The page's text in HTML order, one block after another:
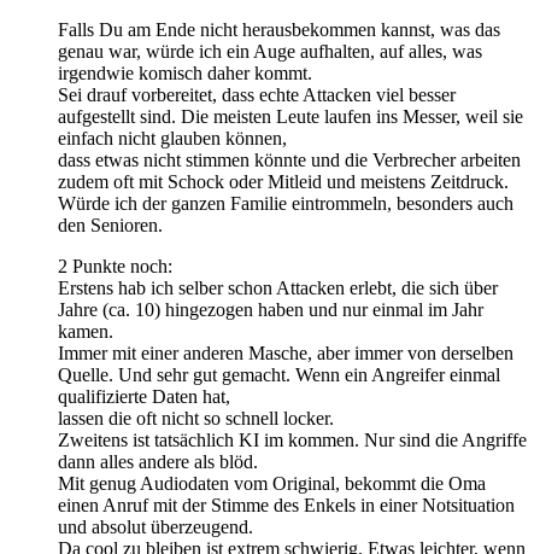
Falls Du am Ende nicht herausbekommen kannst, was das
genau war, würde ich ein Auge aufhalten, auf alles, was
irgendwie komisch daher kommt.
Sei drauf vorbereitet, dass echte Attacken viel besser
aufgestellt sind. Die meisten Leute laufen ins Messer, weil sie
einfach nicht glauben können,
dass etwas nicht stimmen könnte und die Verbrecher arbeiten
zudem oft mit Schock oder Mitleid und meistens Zeitdruck.
Würde ich der ganzen Familie eintrommeln, besonders auch
den Senioren.
2 Punkte noch:
Erstens hab ich selber schon Attacken erlebt, die sich über
Jahre (ca. 10) hingezogen haben und nur einmal im Jahr
kamen.
Immer mit einer anderen Masche, aber immer von derselben
Quelle. Und sehr gut gemacht. Wenn ein Angreifer einmal
qualifizierte Daten hat,
lassen die oft nicht so schnell locker.
Zweitens ist tatsächlich KI im kommen. Nur sind die Angriffe
dann alles andere als blöd.
Mit genug Audiodaten vom Original, bekommt die Oma
einen Anruf mit der Stimme des Enkels in einer Notsituation
und absolut überzeugend.
Da cool zu bleiben ist extrem schwierig. Etwas leichter, wenn